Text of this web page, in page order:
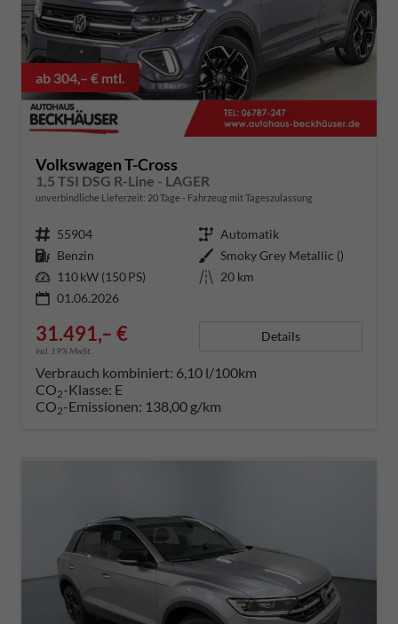
ab 304,– € mtl.
Volkswagen T-Cross
1,5 TSI DSG R-Line - LAGER
unverbindliche Lieferzeit: 20 Tage Fahrzeug mit Tageszulassung
Fahrzeugnummer 55904 Getriebe Automatik
Kraftstoff Benzin Außenfarbe Smoky Grey Metallic ()
Leistung 110 kW (150 PS) Kilometerstand 20 km
01.06.2026
31.491,– €
incl. 19% MwSt.
Details
Verbrauch kombiniert: 6,10 l/100km
CO2-Klasse: E
CO2-Emissionen: 138,00 g/km